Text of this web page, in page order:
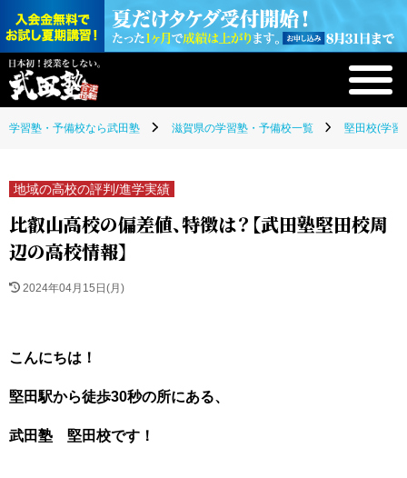
学習塾・予備校なら武田塾 滋賀県の学習塾・予備校一覧 堅田校(学習
地域の高校の評判/進学実績
比叡山高校の偏差値、特徴は？【武田塾堅田校周
辺の高校情報】
2024年04月15日(月)
こんにちは！
堅田駅から徒歩30秒の所にある、
武田塾 堅田校です！